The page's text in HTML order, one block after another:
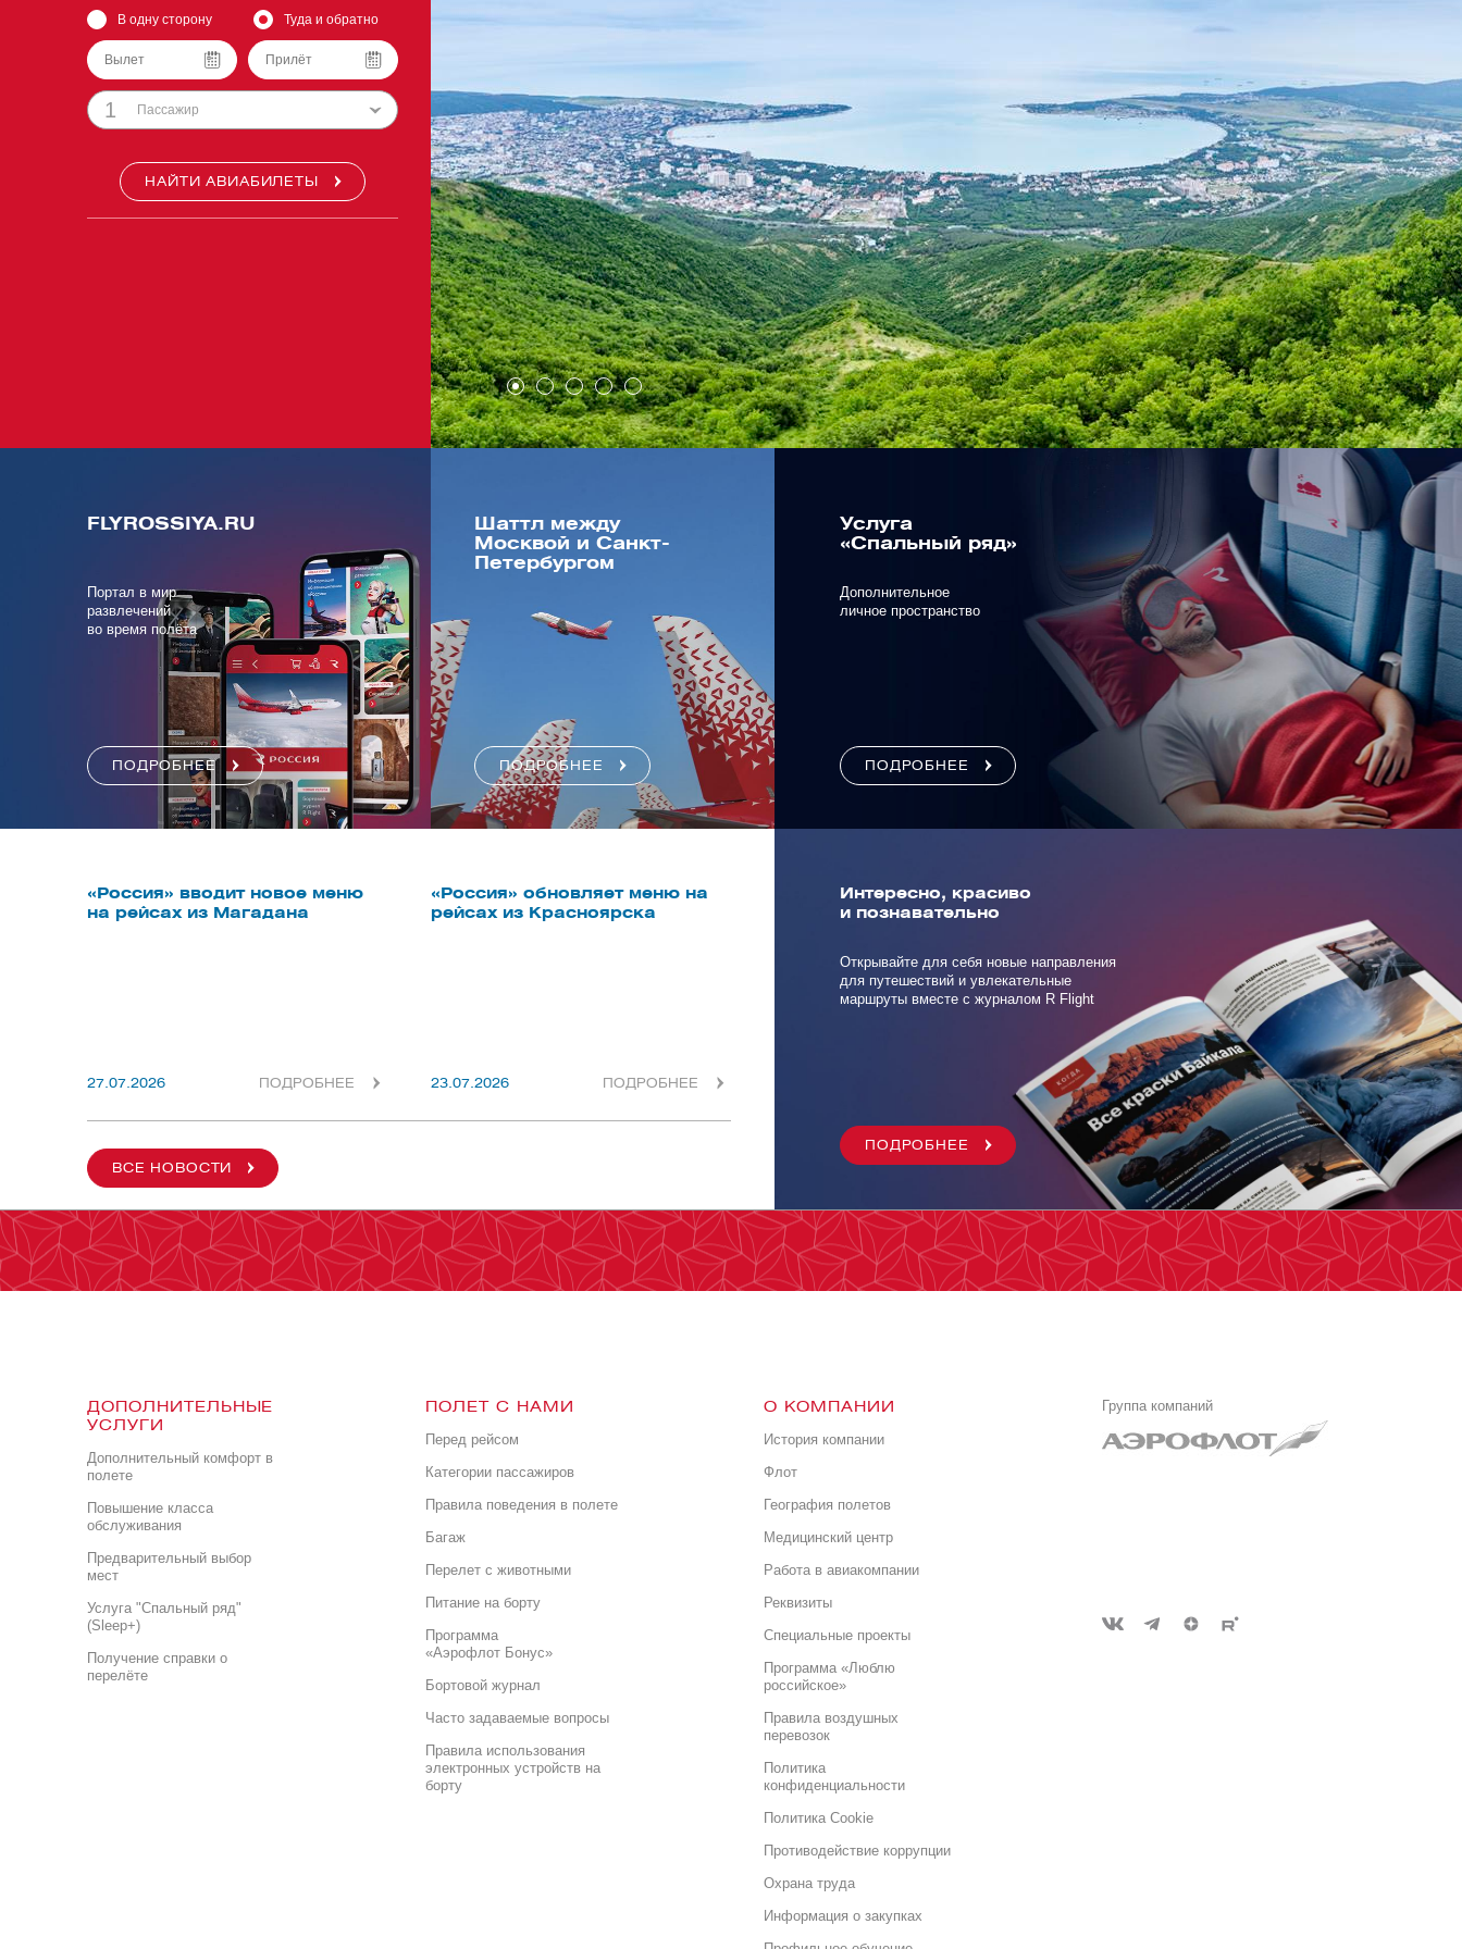
В одну сторону Туда и обратно
1 Пассажир
НАЙТИ АВИАБИЛЕТЫ
Услуга
«Спальный ряд»
Дополнительное
личное пространство
ПОДРОБНЕЕ
Шаттл между
Москвой и Санкт-
Петербургом
ПОДРОБНЕЕ
FLYROSSIYA.RU
Портал в мир
развлечений
во время полёта
ПОДРОБНЕЕ
«Россия» вводит новое меню
на рейсах из Магадана
27.07.2026 ПОДРОБНЕЕ
«Россия» обновляет меню на
рейсах из Красноярска
23.07.2026 ПОДРОБНЕЕ
ВСЕ НОВОСТИ
Интересно, красиво
и познавательно
Открывайте для себя новые направления
для путешествий и увлекательные
маршруты вместе с журналом R Flight
ПОДРОБНЕЕ
ДОПОЛНИТЕЛЬНЫЕ
УСЛУГИ
Дополнительный комфорт в
полете
Повышение класса
обслуживания
Предварительный выбор
мест
Услуга "Спальный ряд"
(Sleep+)
Получение справки о
перелёте
ПОЛЕТ С НАМИ
Перед рейсом
Категории пассажиров
Правила поведения в полете
Багаж
Перелет с животными
Питание на борту
Программа
«Аэрофлот Бонус»
Бортовой журнал
Часто задаваемые вопросы
Правила использования
электронных устройств на
борту
О КОМПАНИИ
История компании
Флот
География полетов
Медицинский центр
Работа в авиакомпании
Реквизиты
Специальные проекты
Программа «Люблю
российское»
Правила воздушных
перевозок
Политика
конфиденциальности
Политика Cookie
Противодействие коррупции
Охрана труда
Информация о закупках
Группа компаний